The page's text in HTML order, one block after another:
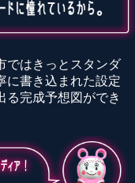
ではきっとスタンダ
に書き込まれた設定
る完成予想図ができ